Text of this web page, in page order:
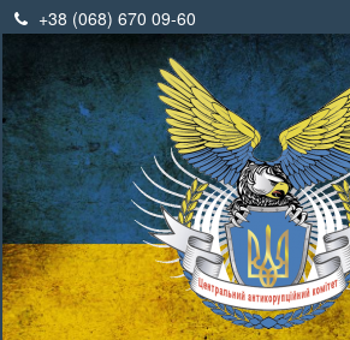
+38 (068) 670 09-60